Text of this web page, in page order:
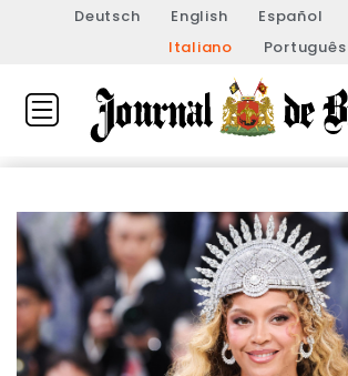
Deutsch English Español
Italiano
Português